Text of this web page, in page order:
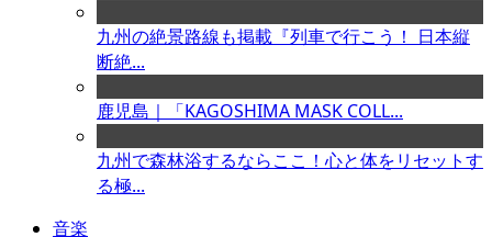
九州の絶景路線も掲載『列車で行こう！ 日本縦
断絶...
鹿児島｜「KAGOSHIMA MASK COLL...
九州で森林浴するならここ！心と体をリセットす
る極...
音楽